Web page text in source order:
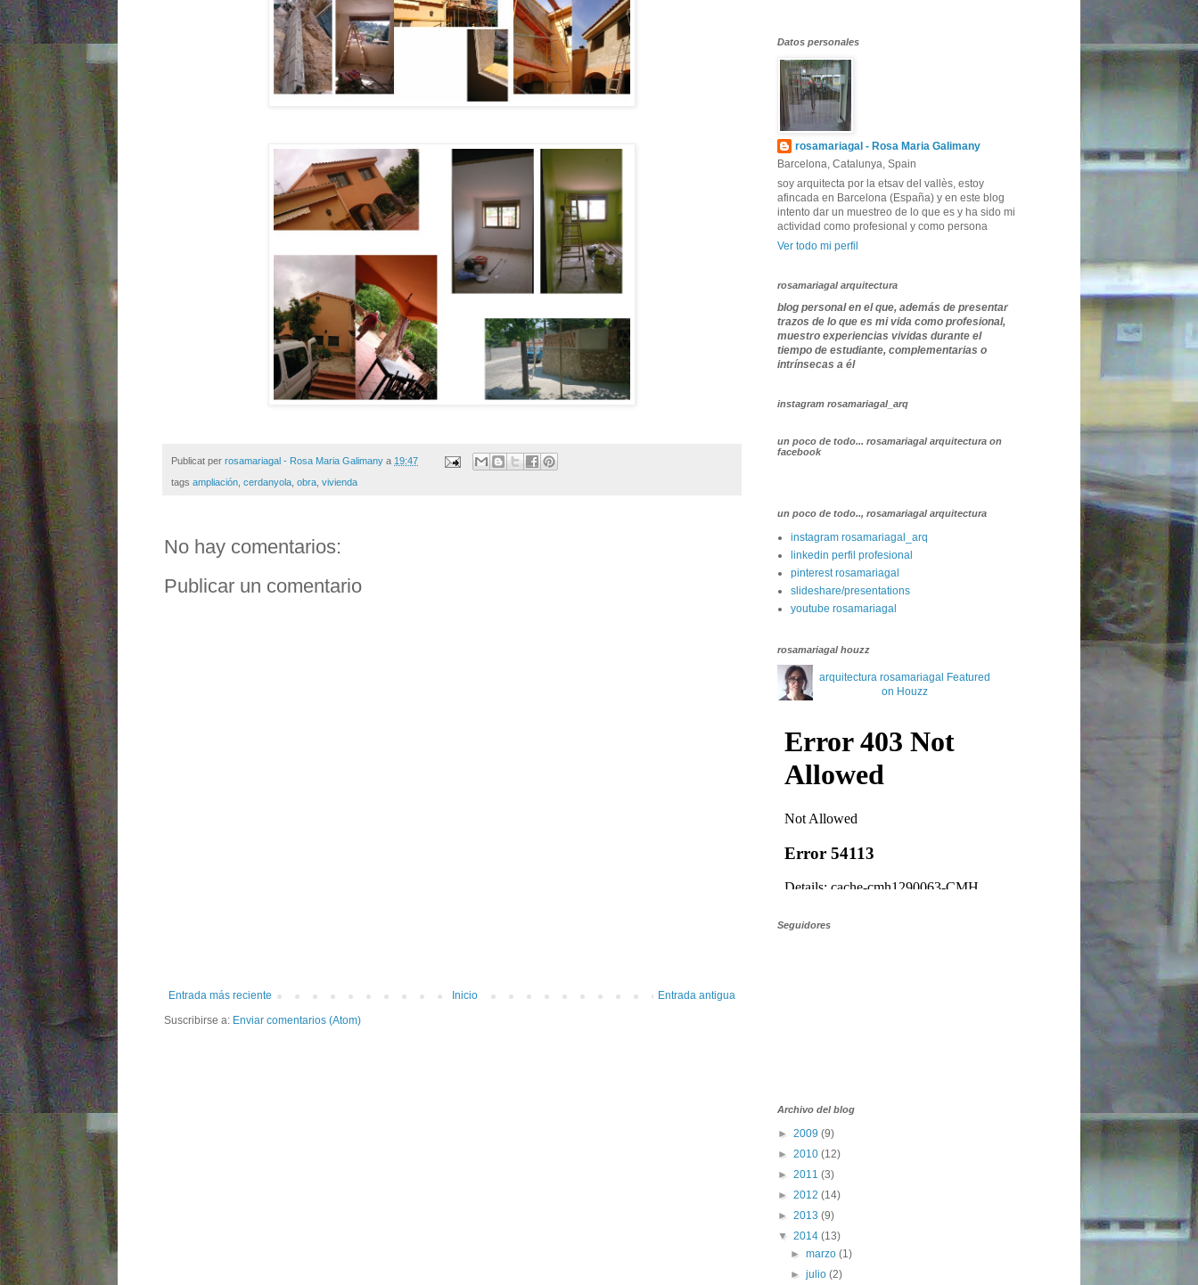
Publicat per rosamariagal - Rosa Maria Galimany a 19:47
tags ampliación cerdanyola obra vivienda
No hay comentarios:
Publicar un comentario
Entrada más reciente Entrada antigua
Inicio
Suscribirse a: Enviar comentarios (Atom)
Datos personales
rosamariagal - Rosa Maria Galimany
Barcelona, Catalunya, Spain
soy arquitecta por la etsav del vallès, estoy
afincada en Barcelona (España) y en este blog
intento dar un muestreo de lo que es y ha sido mi
actividad como profesional y como persona
Ver todo mi perfil
rosamariagal arquitectura
blog personal en el que, además de presentar
trazos de lo que es mi vida como profesional,
muestro experiencias vividas durante el
tiempo de estudiante, complementarias o
intrínsecas a él
instagram rosamariagal_arq
un poco de todo... rosamariagal arquitectura on
facebook
un poco de todo.., rosamariagal arquitectura
instagram rosamariagal_arq
linkedin perfil profesional
pinterest rosamariagal
slideshare/presentations
youtube rosamariagal
rosamariagal houzz
arquitectura rosamariagal Featured
on Houzz
Seguidores
Archivo del blog
► 2009 (9)
► 2010 (12)
► 2011 (3)
► 2012 (14)
► 2013 (9)
▼ 2014 (13)
►marzo(1)
►julio(2)